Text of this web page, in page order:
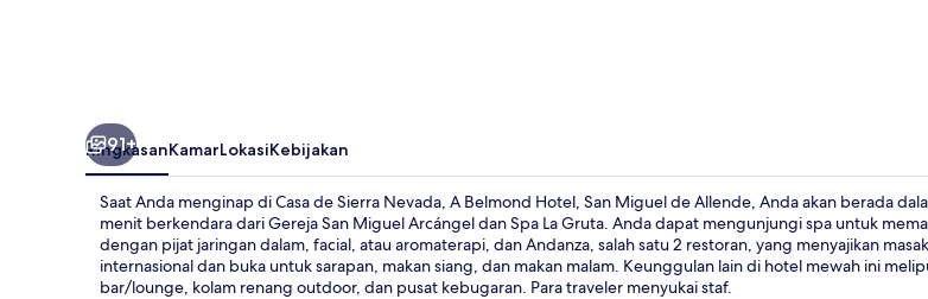
91+
RingkasanKamarLokasiKebijakan
Saat Anda menginap di Casa de Sierra Nevada, A Belmond Hotel, San Miguel de Allende, Anda akan berada
menit berkendara dari Gereja San Miguel Arcángel dan Spa La Gruta. Anda dapat mengunjungi spa untuk
dengan pijat jaringan dalam, facial, atau aromaterapi, dan Andanza, salah satu 2 restoran, yang menyajikan
internasional dan buka untuk sarapan, makan siang, dan makan malam. Keunggulan lain di hotel mewah ini
bar/lounge, kolam renang outdoor, dan pusat kebugaran. Para traveler menyukai staf.